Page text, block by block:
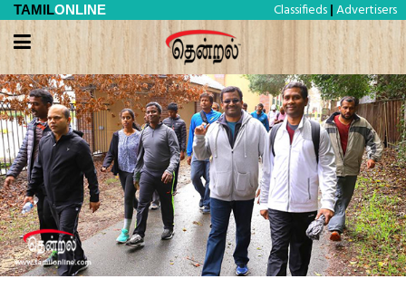
TAMILONLINE Classifieds | Advertisers